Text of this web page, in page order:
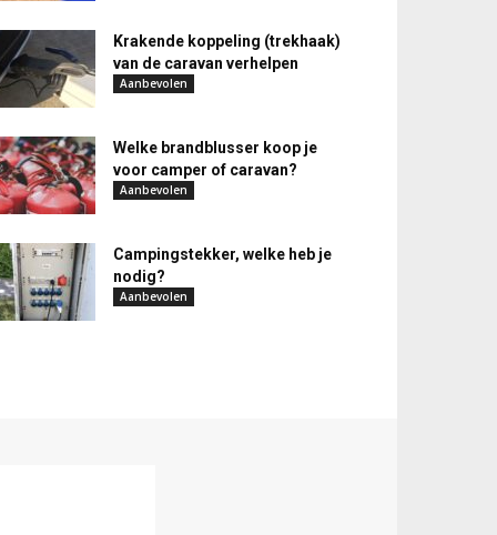
Krakende koppeling (trekhaak)
van de caravan verhelpen
Aanbevolen
Welke brandblusser koop je
voor camper of caravan?
Aanbevolen
Campingstekker, welke heb je
nodig?
Aanbevolen